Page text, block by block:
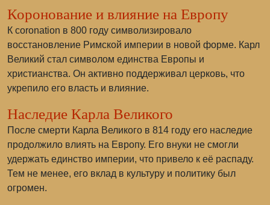
Коронование и влияние на Европу
К coronation в 800 году символизировало
восстановление Римской империи в новой форме. Карл
Великий стал символом единства Европы и
христианства. Он активно поддерживал церковь, что
укрепило его власть и влияние.
Наследие Карла Великого
После смерти Карла Великого в 814 году его наследие
продолжило влиять на Европу. Его внуки не смогли
удержать единство империи, что привело к её распаду.
Тем не менее, его вклад в культуру и политику был
огромен.